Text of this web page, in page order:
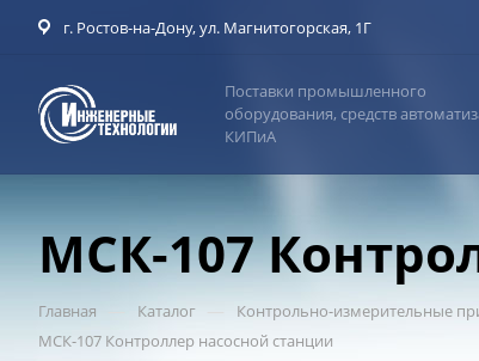
г. Ростов-на-Дону, ул. Магнитогорская, 1Г
Поставки промышленного
оборудования, средств
КИПиА
МСК-107
Главная Каталог Контрольно-измерительные
МСК-107 Контроллер насосной станции